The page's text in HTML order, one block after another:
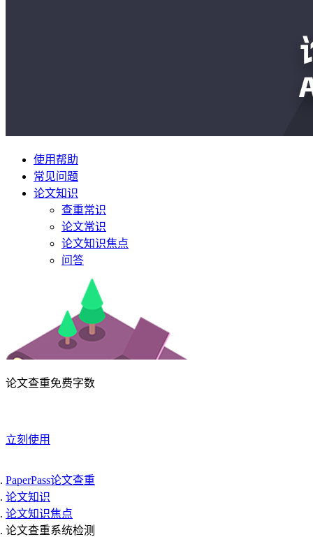
使用帮助
常见问题
论文知识
查重常识
论文常识
论文知识焦点
问答
论文查重免费字数
立刻使用
PaperPass论文查重
论文知识
论文知识焦点
论文查重系统检测